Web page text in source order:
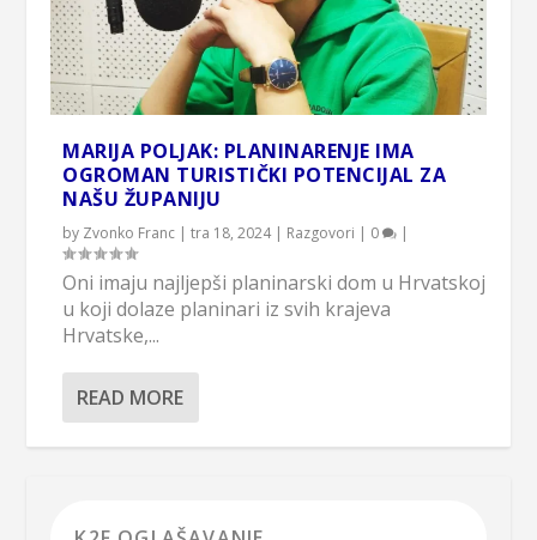
MARIJA POLJAK: PLANINARENJE IMA
OGROMAN TURISTIČKI POTENCIJAL ZA
NAŠU ŽUPANIJU
by Zvonko Franc |tra 18, 2024| Razgovori | 0 |
Oni imaju najljepši planinarski dom u Hrvatskoj
u koji dolaze planinari iz svih krajeva
Hrvatske,...
READ MORE